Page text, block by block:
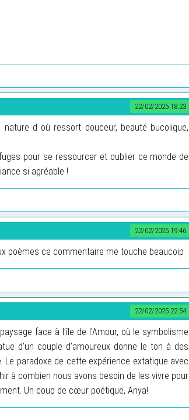
22/02/2025 18:23
d où ressort douceur, beauté bucolique,
pour se ressourcer et oublier ce monde de
si agréable !
22/02/2025 19:46
poèmes ce commentaire me touche beaucoip
22/02/2025 22:54
face à l’île de l’Amour, où le symbolisme
d’un couple d’amoureux donne le ton à des
paradoxe de cette expérience extatique avec
à combien nous avons besoin de les vivre pour
Un coup de cœur poétique, Anya!